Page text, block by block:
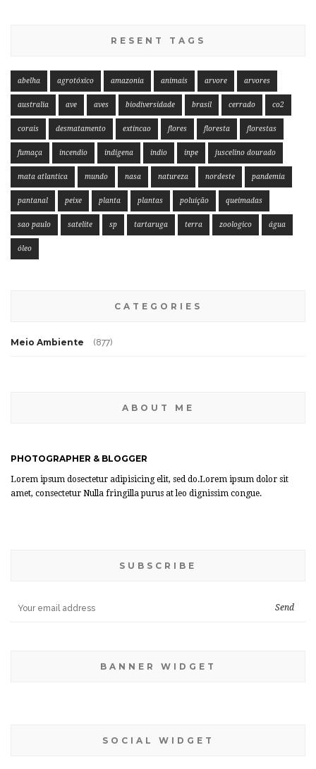
RESENT TAGS
abelha agrotóxico amazonia animais arvore arvores
australia ave aves biodiversidade brasil cerrado co2
corais desmatamento extincao flores floresta florestas
fumaça incendio indigena indio inpe juscelino dourado
mata atlantica mundo nasa natureza nordeste pandemia
pantanal peixe planta plantas poluição queimadas
sao paulo satelite sp tartaruga terra zoologico água
óleo
CATEGORIES
Meio Ambiente (877)
ABOUT ME
PHOTOGRAPHER & BLOGGER
Lorem ipsum dosectetur adipisicing elit, sed do.Lorem ipsum dolor sit
amet, consectetur Nulla fringilla purus at leo dignissim congue.
SUBSCRIBE
BANNER WIDGET
SOCIAL WIDGET